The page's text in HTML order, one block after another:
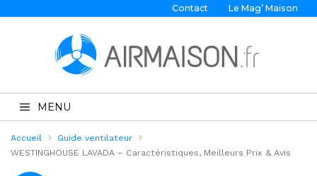
Contact Le Mag’ Maison
MENU
Accueil
Guide ventilateur
WESTINGHOUSE LAVADA – Caractéristiques, Meilleurs Prix & Avis